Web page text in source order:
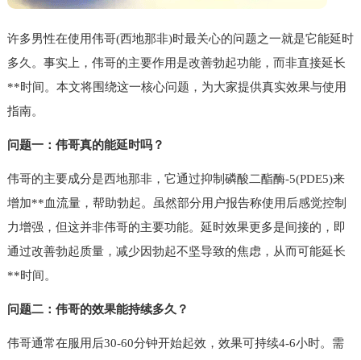
许多男性在使用伟哥(西地那非)时最关心的问题之一就是它能延时
多久。事实上，伟哥的主要作用是改善勃起功能，而非直接延长
**时间。本文将围绕这一核心问题，为大家提供真实效果与使用
指南。
问题一：伟哥真的能延时吗？
伟哥的主要成分是西地那非，它通过抑制磷酸二酯酶-5(PDE5)来
增加**血流量，帮助勃起。虽然部分用户报告称使用后感觉控制
力增强，但这并非伟哥的主要功能。延时效果更多是间接的，即
通过改善勃起质量，减少因勃起不坚导致的焦虑，从而可能延长
**时间。
问题二：伟哥的效果能持续多久？
伟哥通常在服用后30-60分钟开始起效，效果可持续4-6小时。需